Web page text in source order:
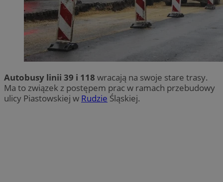
Autobusy linii 39 i 118 wracają na swoje stare trasy.
Ma to związek z postępem prac w ramach przebudowy
ulicy Piastowskiej w Rudzie Śląskiej.